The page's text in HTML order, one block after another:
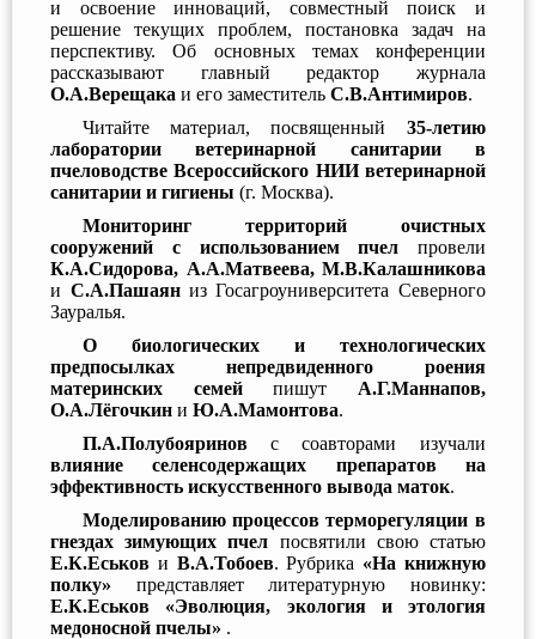
и освоение инноваций, совместный поиск и
решение текущих проблем, постановка задач на
перспективу. Об основных темах конференции
рассказывают главный редактор журнала
О.А.Верещака и его заместительС.В.Антимиров.
Читайте материал, посвященный 35-летию
лаборатории ветеринарной санитарии в
пчеловодстве Всероссийского НИИ ветеринарной
санитарии и гигиены (г. Москва).
Мониторинг территорий очистных
сооружений с использованием пчел провели
К.А.Сидорова, А.А.Матвеева, М.В.Калашникова
и С.А.Пашаяниз Госагроуниверситета Северного
Зауралья.
О биологических и технологических
предпосылках непредвиденного роения
материнских семейпишут А.Г.Маннапов,
О.А.Лёгочкин иЮ.А.Мамонтова.
П.А.Полубояриновс соавторами изучали
влияние селенсодержащих препаратов на
эффективность искусственного вывода маток.
Моделированию процессов терморегуляции в
гнездах зимующих пчел посвятили свою статью
Е.К.Еськов и В.А.Тобоев. Рубрика «На книжную
полку» представляет литературную новинку:
Е.К.Еськов «Эволюция, экология и этология
медоносной пчелы» .